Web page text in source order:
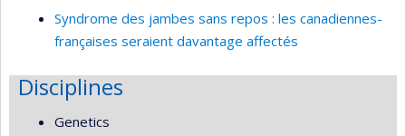
Syndrome des jambes sans repos : les canadiennes-
françaises seraient davantage affectés
Disciplines
Genetics